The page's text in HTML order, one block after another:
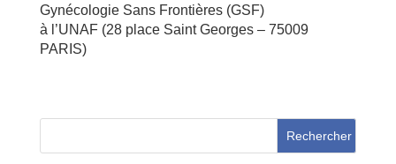
Gynécologie Sans Frontières (GSF)
à l’UNAF (28 place Saint Georges – 75009
PARIS)